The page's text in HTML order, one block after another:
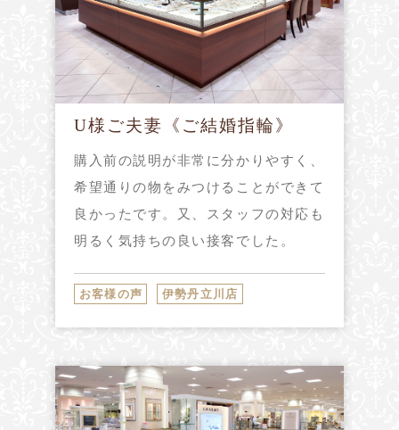
U様ご夫妻《ご結婚指輪》
購入前の説明が非常に分かりやすく、
希望通りの物をみつけることができて
良かったです。又、スタッフの対応も
明るく気持ちの良い接客でした。
お客様の声 伊勢丹立川店